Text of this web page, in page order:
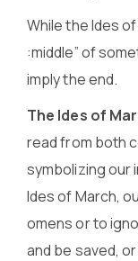
While the Ides
:middle” of
imply the end.
The Ides of
read from both
symbolizing our
Ides of March,
omens or to
and be saved,